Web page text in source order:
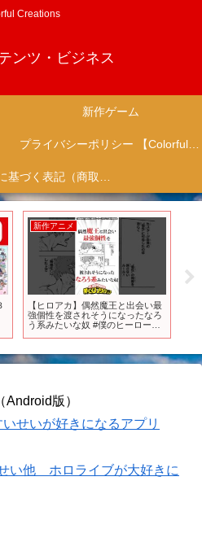
Creations
ンツ・ビジネス
新作ゲーム
プライバシーポリシー 【Colorful Creation】
特定商取引法に基づく表記（商取引に関する開示）
新作アニメ
【ヒロアカ】偶然魔王と出会い最
強個性を渡されそうになったなろ
う系みたいな奴 #僕のヒーローア
版）
せいが好きになるアプリ
い他 ホロライブが大好きに